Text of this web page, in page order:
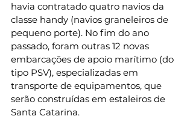
havia contratado quatro navios da
classe handy (navios graneleiros de
pequeno porte). No fim do ano
passado, foram outras 12 novas
embarcações de apoio marítimo (do
tipo PSV), especializadas em
transporte de equipamentos, que
serão construídas em estaleiros de
Santa Catarina.